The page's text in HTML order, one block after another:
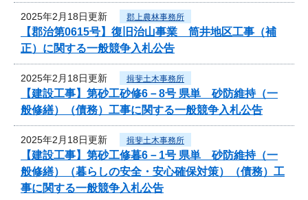
2025年2月18日更新 郡上農林事務所
【郡治第0615号】復旧治山事業 筒井地区工事（補
正）に関する一般競争入札公告
2025年2月18日更新 揖斐土木事務所
【建設工事】第砂工砂修6－8号 県単 砂防維持（一
般修繕）（債務）工事に関する一般競争入札公告
2025年2月18日更新 揖斐土木事務所
【建設工事】第砂工修暮6－1号 県単 砂防維持（一
般修繕）（暮らしの安全・安心確保対策）（債務）工
事に関する一般競争入札公告